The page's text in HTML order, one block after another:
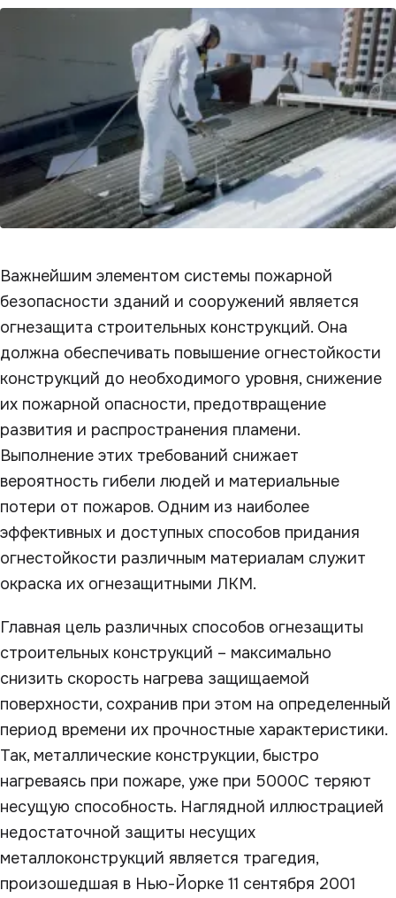
Важнейшим элементом системы пожарной
безопасности зданий и сооружений является
огнезащита строительных конструкций. Она
должна обеспечивать повышение огнестойкости
конструкций до необходимого уровня, снижение
их пожарной опасности, предотвращение
развития и распространения пламени.
Выполнение этих требований снижает
вероятность гибели людей и материальные
потери от пожаров. Одним из наиболее
эффективных и доступных способов придания
огнестойкости различным материалам служит
окраска их огнезащитными ЛКМ.
Главная цель различных способов огнезащиты
строительных конструкций – максимально
снизить скорость нагрева защищаемой
поверхности, сохранив при этом на определенный
период времени их прочностные характеристики.
Так, металлические конструкции, быстро
нагреваясь при пожаре, уже при 5000С теряют
несущую способность. Наглядной иллюстрацией
недостаточной защиты несущих
металлоконструкций является трагедия,
произошедшая в Нью-Йорке 11 сентября 2001